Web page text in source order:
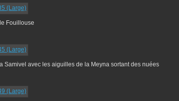
Fouillouse
Samivel avec les aiguilles de la Meyna sortant des nuées